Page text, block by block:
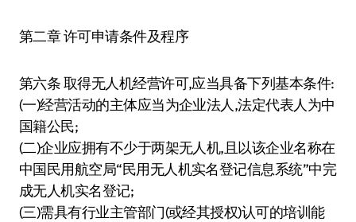
第二章 许可申请条件及程序
第六条 取得无人机经营许可,应当具备下列基本条件:
(一)经营活动的主体应当为企业法人,法定代表人为中
国籍公民;
(二)企业应拥有不少于两架无人机,且以该企业名称在
中国民用航空局“民用无人机实名登记信息系统”中完
成无人机实名登记;
(三)需具有行业主管部门(或经其授权)认可的培训能